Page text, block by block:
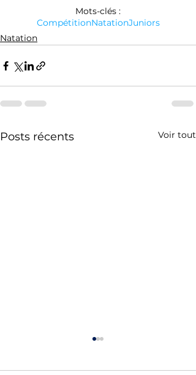
Mots-clés :
CompétitionNatationJuniors
Natation
Posts récents Voir tout